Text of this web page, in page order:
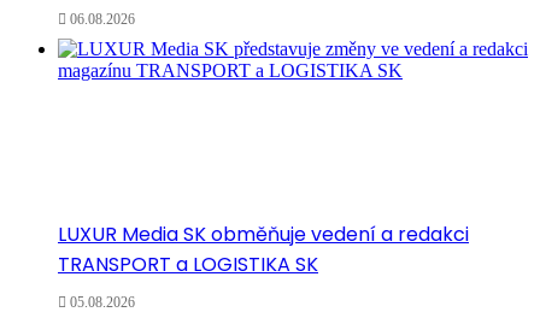
06.08.2026
LUXUR Media SK obměňuje vedení a redakci
TRANSPORT a LOGISTIKA SK
05.08.2026